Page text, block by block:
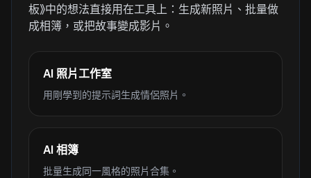
板》中的想法直接用在工具上：生成新照片、批量做
成相簿，或把故事變成影片。
AI 照片工作室
用剛學到的提示詞生成情侶照片。
AI 相簿
批量生成同一風格的照片合集。